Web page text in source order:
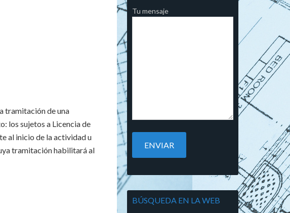
tramitación de una
los sujetos a Licencia de
al inicio de la actividad u
tramitación habilitará al
Tu mensaje
BÚSQUEDA EN LA WEB